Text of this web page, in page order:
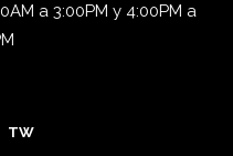
a 3:00PM y 4:00PM a
TW